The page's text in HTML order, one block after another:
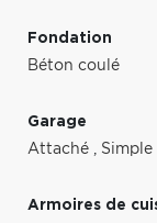
Fondation
Béton coulé
Garage
Attaché ,
Armoires de